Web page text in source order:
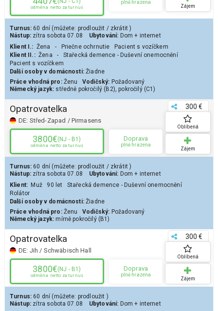
odměna netto za turnus
plně hrazena
Zájem
Turnus: 60 dní (můžete: prodloužit / zkrátit)
Nástup: zítra sobota 07.08 Ubytování: Dom + internet
KlientI.: Žena - Priečne ochrnutie
Pacient s vozíčkem
Klient II.: Žena -
Stařecká demence - Duševní onemocnění
Pacient s vozíčkem
Další osoby v domácnosti: Žiadne
Práce vhodná pro:Ženu Vodičský: Požadovaný
Německý jazyk: středně pokročilý (B2),pokročilý (C1)
Opatrovatelka
DE: Střed-Zapad / Pirmasens
300 €
3800€(NJ - B1)
odměna netto za turnus
Doprava
plně hrazena
Oblíbená
Zájem
Turnus: 60 dní (můžete: prodloužit / zkrátit)
Nástup: zítra sobota 07.08 Ubytování: Dom + internet
Klient: Muž 90 let
Stařecká demence - Duševní onemocnění
Rolátor
Další osoby v domácnosti: Žiadne
Práce vhodná pro:Ženu Vodičský: Požadovaný
Německý jazyk: mírně pokročilý (B1)
Opatrovatelka
DE: Jih / Schwäbisch Hall
300 €
3800€(NJ - B1)
odměna netto za turnus
Doprava
plně hrazena
Oblíbená
Zájem
Turnus: 60 dní (můžete: prodloužit )
Nástup: zítra sobota 07.08 Ubytování: Dom + internet